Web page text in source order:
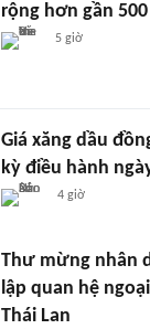
rộng hơn gần
5 giờ
Giá xăng dầu
kỳ điều hành
4 giờ
Thư mừng nhân
lập quan hệ
Thái Lan